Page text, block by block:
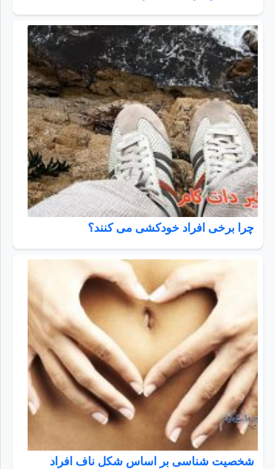
چرا برخی افراد خودکشی می کنند؟
شخصیت شناسی بر اساس شکل ناف افراد